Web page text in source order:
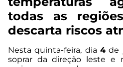
todas as
descarta riscos
Nesta quinta-feira, dia 4 de
soprar da direção leste e